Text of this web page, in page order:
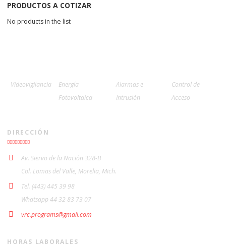
PRODUCTOS A COTIZAR
No products in the list
Videovigilancia
Energía
Fotovoltaica
Alarmas e
Intrusión
Control de
Acceso
DIRECCIÓN
Av. Siervo de la Nación 328-B
Col. Lomas del Valle, Morelia, Mich.
Tel. (443) 445 39 98
Whatsapp 44 32 83 73 07
vrc.programs@gmail.com
HORAS LABORALES